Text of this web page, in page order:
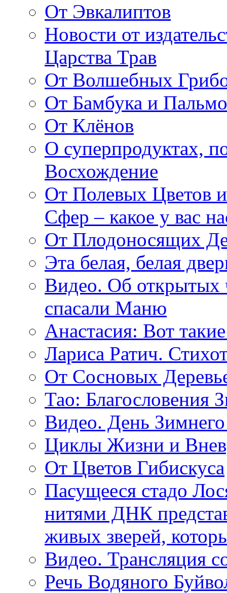
От Эвкалиптов
Новости от
Царства Трав
От Волшебных
От Бамбука и
От Клёнов
О суперпродуктах,
Восхождение
От Полевых Цветов
Сфер – какое у вас
От Плодоносящих
Эта белая, белая
Видео. Об открытых
спасали Маню
Анастасия: Вот
Лариса Ратич.
От Сосновых
Тао: Благословения
Видео. День
Циклы Жизни и
От Цветов Гибискуса
Пасущееся стадо
нитями ДНК
живых зверей,
Видео. Трансляция
Речь Водяного